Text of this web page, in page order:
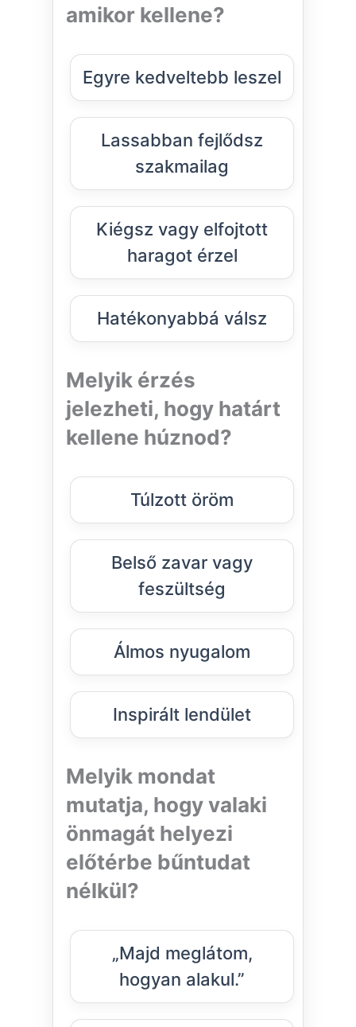
amikor kellene?
Egyre kedveltebb leszel
Lassabban fejlődsz
szakmailag
Kiégsz vagy elfojtott
haragot érzel
Hatékonyabbá válsz
Melyik érzés
jelezheti, hogy határt
kellene húznod?
Túlzott öröm
Belső zavar vagy
feszültség
Álmos nyugalom
Inspirált lendület
Melyik mondat
mutatja, hogy valaki
önmagát helyezi
előtérbe bűntudat
nélkül?
„Majd meglátom,
hogyan alakul.”